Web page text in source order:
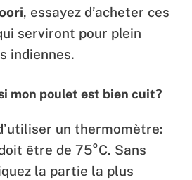
, essayez d’acheter ces
serviront pour plein
indiennes.
mon poulet est bien cuit?
un thermomètre:
être de 75°C. Sans
la partie la plus